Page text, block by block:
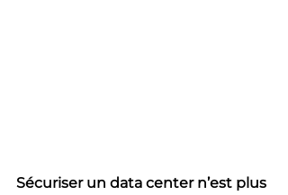
Sécuriser un data center n’est plus